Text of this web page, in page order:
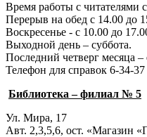
Время работы с читателями
Перерыв на обед с 14.00 до
Воскресенье - с 10.00 до
Выходной день – суббота.
Последний четверг месяца
Телефон для справок 6-34-37
Библиотека – филиал № 5
Ул. Мира, 17
Авт. 2,3,5,6, ост. «Магазин